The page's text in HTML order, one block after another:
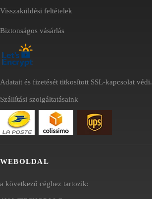
Visszaküldési feltételek
Biztonságos vásárlás
Adatait és fizetését titkosított SSL-kapcsolat védi.
Szállítási szolgáltatásaink
WEBOLDAL
a következő céghez tartozik: